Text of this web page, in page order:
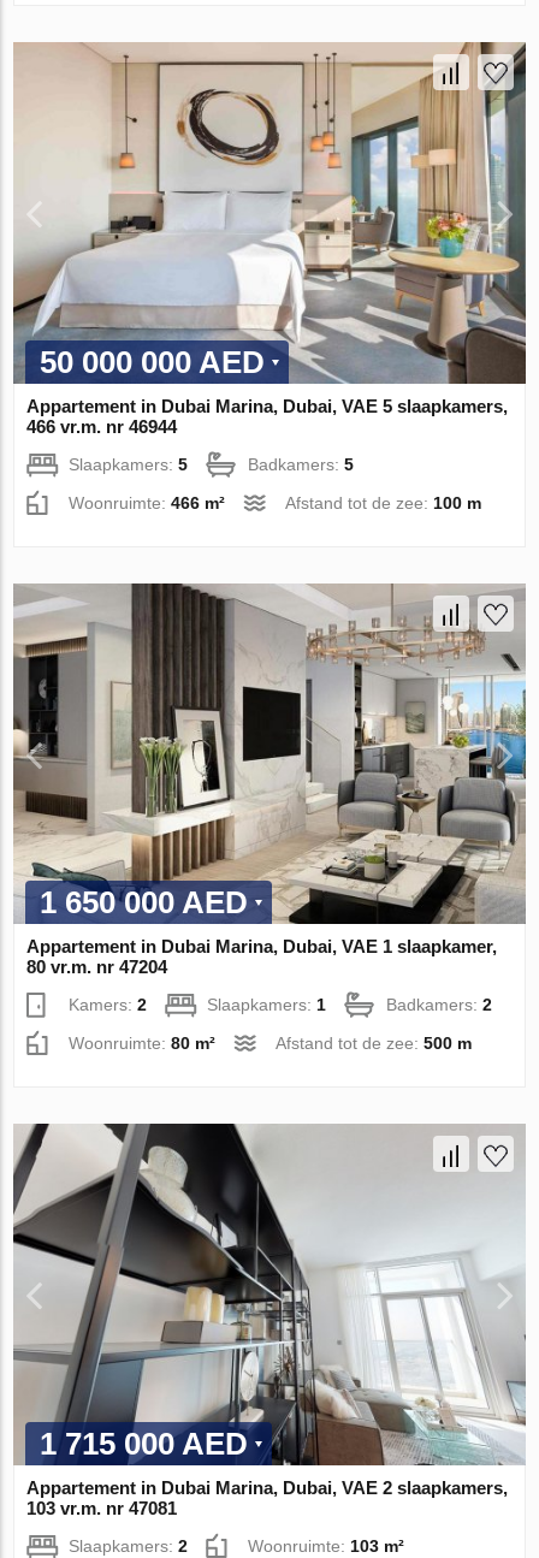
50 000 000 AED
Appartement in Dubai Marina, Dubai, VAE 5 slaapkamers,
466 vr.m. nr 46944
Slaapkamers:5 Badkamers:5
Woonruimte:466 m² Afstand tot de zee: 100 m
1 650 000 AED
Appartement in Dubai Marina, Dubai, VAE 1 slaapkamer,
80 vr.m. nr 47204
Kamers:2 Slaapkamers:1 Badkamers:2
Woonruimte:80 m² Afstand tot de zee:500 m
1 715 000 AED
Appartement in Dubai Marina, Dubai, VAE 2 slaapkamers,
103 vr.m. nr 47081
Slaapkamers:2 Woonruimte: 103 m²